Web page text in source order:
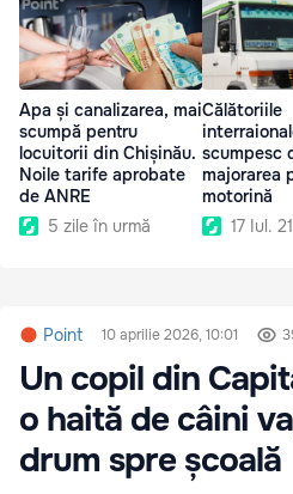
Apa și canalizarea, mai
scumpă pentru
locuitorii din Chișinău.
Noile tarife aprobate
de ANRE
5 zile în urmă
Călătoriile
scumpesc
majorarea
motorină
17 Iul.
Point 10 aprilie 2026, 10:01
Un copil din
o haită de câini
drum spre școală